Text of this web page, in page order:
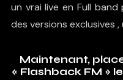
un vrai live en Full
des versions exclusives
Maintenant,
« Flashback FM »